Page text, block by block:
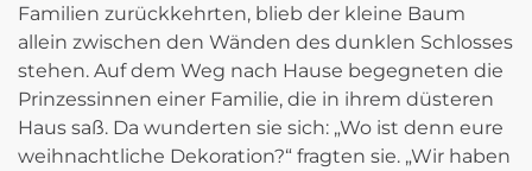
Familien zurückkehrten, blieb der kleine Baum
allein zwischen den Wänden des dunklen Schlosses
stehen. Auf dem Weg nach Hause begegneten die
Prinzessinnen einer Familie, die in ihrem düsteren
Haus saß. Da wunderten sie sich: „Wo ist denn eure
weihnachtliche Dekoration?“ fragten sie. „Wir haben